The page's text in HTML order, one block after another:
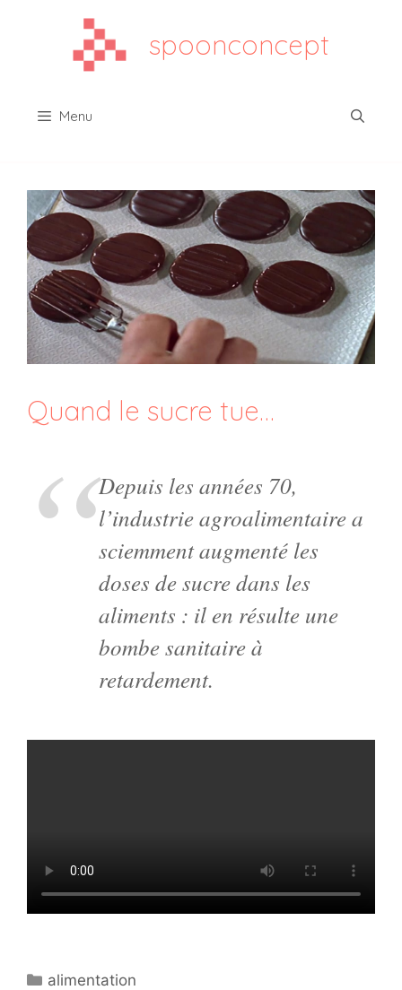
spoonconcept
Menu
Quand le sucre tue…
Depuis les années 70,
l’industrie agroalimentaire a
sciemment augmenté les
doses de sucre dans les
aliments : il en résulte une
bombe sanitaire à
retardement.
Catégories
alimentation